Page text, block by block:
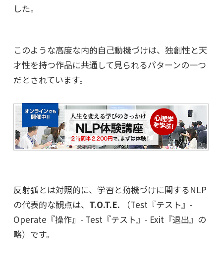
した。
このような高度な内的自己動機づけは、独創性と天
才性を持つ作品に共通して見られるパターンの一つ
だとされています。
反射弧とは対照的に、学習と動機づけに関するNLP
の代表的な観点は、 T.O.T.E.
（Test『テスト』-
Operate『操作』- Test『テスト』- Exit『退出』の
略） です。